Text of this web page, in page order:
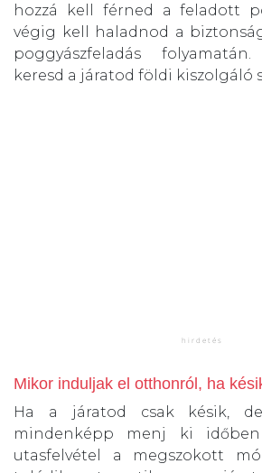
hozzá kell férned a feladott
végig kell haladnod a
poggyászfeladás
keresd a járatod földi kiszolgáló
Mikor induljak el otthonról, ha
Ha a járatod csak késik,
mindenképp menj ki
utasfelvétel a megszokott